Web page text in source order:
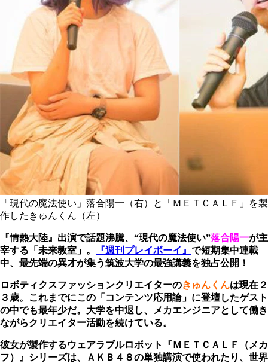
「現代の魔法使い」落合陽一（右）と「ＭＥＴＣＡＬＦ」を製
作したきゅんくん（左）
『情熱大陸』出演で話題沸騰、“現代の魔法使い”落合陽一が主
宰する「未来教室」。
『週刊プレイボーイ』 で短期集中連載
中、最先端の異才が集う筑波大学の最強講義を独占公開！
ロボティクスファッションクリエイターのきゅんくんは現在２
３歳。これまでにこの「コンテンツ応用論」に登壇したゲスト
の中でも最年少だ。大学を中退し、メカエンジニアとして働き
ながらクリエイター活動を続けている。
彼女が製作するウェアラブルロボット『ＭＥＴＣＡＬＦ（メカ
フ）』シリーズは、ＡＫＢ４８の単独講演で使われたり、世界